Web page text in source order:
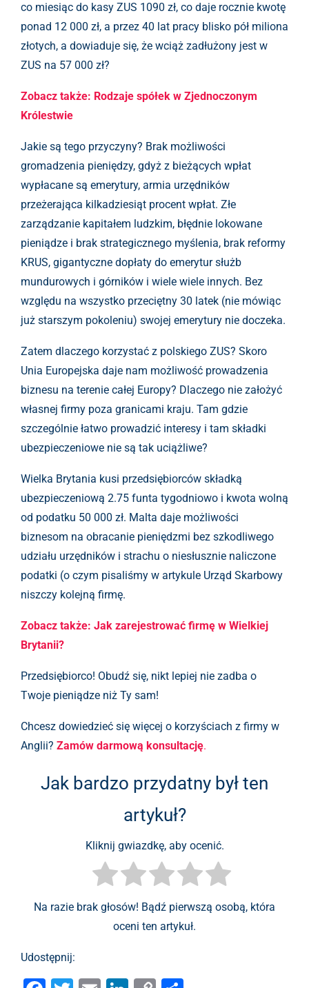
co miesiąc do kasy ZUS 1090 zł, co daje rocznie kwotę
ponad 12 000 zł, a przez 40 lat pracy blisko pół miliona
złotych, a dowiaduje się, że wciąż zadłużony jest w
ZUS na 57 000 zł?
Zobacz także: Rodzaje spółek w Zjednoczonym
Królestwie
Jakie są tego przyczyny? Brak możliwości
gromadzenia pieniędzy, gdyż z bieżących wpłat
wypłacane są emerytury, armia urzędników
przeżerająca kilkadziesiąt procent wpłat. Złe
zarządzanie kapitałem ludzkim, błędnie lokowane
pieniądze i brak strategicznego myślenia, brak reformy
KRUS, gigantyczne dopłaty do emerytur służb
mundurowych i górników i wiele wiele innych. Bez
względu na wszystko przeciętny 30 latek (nie mówiąc
już starszym pokoleniu) swojej emerytury nie doczeka.
Zatem dlaczego korzystać z polskiego ZUS? Skoro
Unia Europejska daje nam możliwość prowadzenia
biznesu na terenie całej Europy? Dlaczego nie założyć
własnej firmy poza granicami kraju. Tam gdzie
szczególnie łatwo prowadzić interesy i tam składki
ubezpieczeniowe nie są tak uciążliwe?
Wielka Brytania kusi przedsiębiorców składką
ubezpieczeniową 2.75 funta tygodniowo i kwota wolną
od podatku 50 000 zł. Malta daje możliwości
biznesom na obracanie pieniędzmi bez szkodliwego
udziału urzędników i strachu o niesłusznie naliczone
podatki (o czym pisaliśmy w artykule Urząd Skarbowy
niszczy kolejną firmę.
Zobacz także: Jak zarejestrować firmę w Wielkiej
Brytanii?
Przedsiębiorco! Obudź się, nikt lepiej nie zadba o
Twoje pieniądze niż Ty sam!
Chcesz dowiedzieć się więcej o korzyściach z firmy w
Anglii? Zamów darmową konsultację.
Jak bardzo przydatny był ten
artykuł?
Kliknij gwiazdkę, aby ocenić.
Na razie brak głosów! Bądź pierwszą osobą, która
oceni ten artykuł.
Udostępnij: